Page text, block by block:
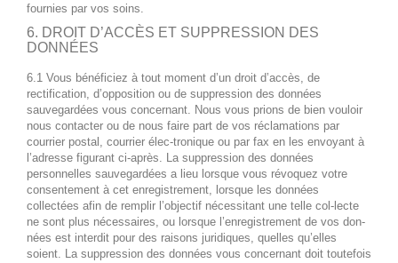
fournies par vos soins.
6. DROIT D’ACCÈS ET SUPPRESSION DES
DONNÉES
6.1 Vous bénéficiez à tout moment d’un droit d’accès, de
rectification, d’opposition ou de suppression des données
sauvegardées vous concernant. Nous vous prions de bien vouloir
nous contacter ou de nous faire part de vos réclamations par
courrier postal, courrier élec-tronique ou par fax en les envoyant à
l’adresse figurant ci-après. La suppression des données
personnelles sauvegardées a lieu lorsque vous révoquez votre
consentement à cet enregistrement, lorsque les données
collectées afin de remplir l’objectif nécessitant une telle col-lecte
ne sont plus nécessaires, ou lorsque l’enregistrement de vos don-
nées est interdit pour des raisons juridiques, quelles qu’elles
soient. La suppression des données vous concernant doit toutefois